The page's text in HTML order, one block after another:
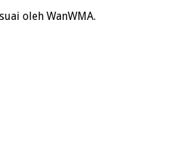
oleh WanWMA.